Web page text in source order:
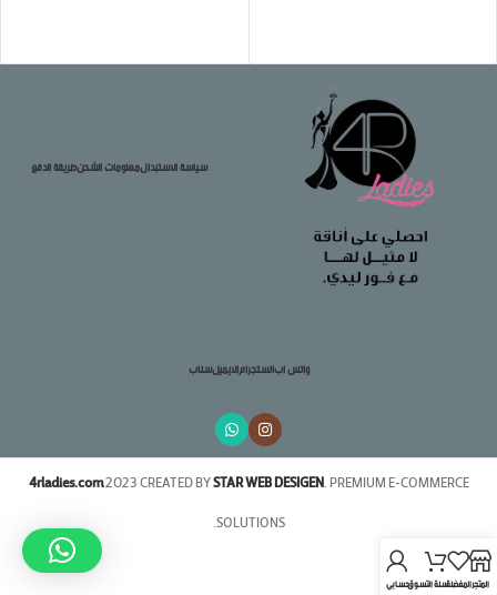
سياسة الاستبدالمعلومات الشحنطريقة الدفع
واتس ابانستجرامالايميلسناب
4rladies.com2023 CREATED BYSTAR WEB DESIGEN. PREMIUM E-COMMERCE
SOLUTIONS.
المتجرالمفضلةسلة التسوقحسابي